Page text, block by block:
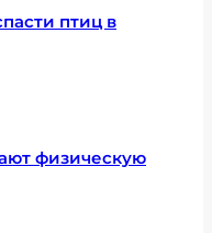
птиц в
физическую